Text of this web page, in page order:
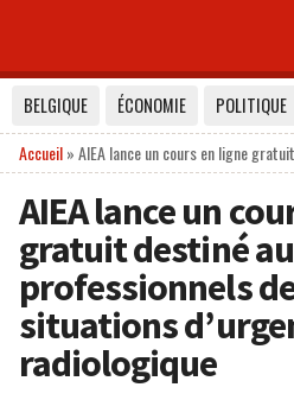
BELGIQUE ÉCONOMIE POLITIQUE
Accueil»AIEA lance un cours en ligne
AIEA lance un
gratuit destiné
professionnels
situations
radiologique